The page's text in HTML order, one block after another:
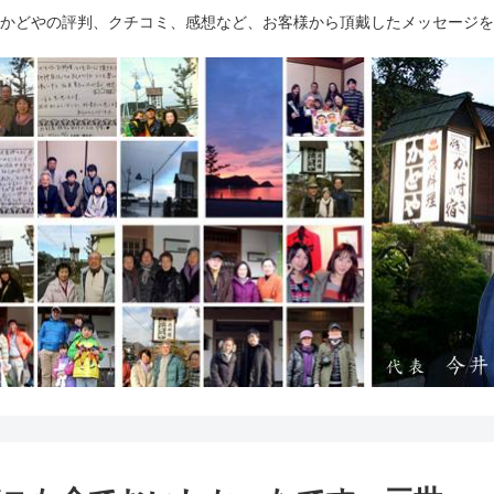
どやの評判、クチコミ、感想など、お客様から頂戴したメッセージ